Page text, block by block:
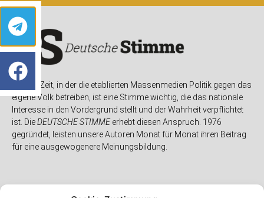
In einer Zeit, in der die etablierten Massenmedien Politik gegen das
eigene Volk betreiben, ist eine Stimme wichtig, die das nationale
Interesse in den Vordergrund stellt und der Wahrheit verpflichtet
ist. DieDEUTSCHE STIMMEerhebt diesen Anspruch. 1976
gegründet, leisten unsere Autoren Monat für Monat ihren Beitrag
für eine ausgewogenere Meinungsbildung.